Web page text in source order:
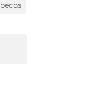
becas